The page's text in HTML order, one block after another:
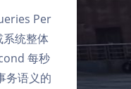
Per
统整体
每秒
务语义的